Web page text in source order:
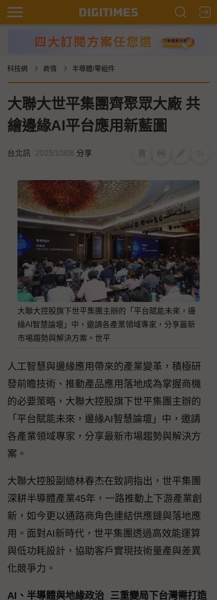
科技網 商情 半導體/零組件
大聯大世平集團齊聚眾大廠 共
繪邊緣AI平台應用新藍圖
台北訊 2025/10/08 分享
大聯大控股旗下世平集團主辦的「平台賦能未來，邊
緣AI智慧論壇」中，邀請各產業領域專家，分享最新
市場趨勢與解決方案。世平
人工智慧與邊緣應用帶來的產業變革，積極研
發前瞻技術、推動產品應用落地成為掌握商機
的必要策略，大聯大控股旗下世平集團主辦的
「平台賦能未來，邊緣AI智慧論壇」中，邀請
各產業領域專家，分享最新市場趨勢與解決方
案。
大聯大控股副總林春杰在致詞指出，世平集團
深耕半導體產業45年，一路推動上下游產業創
新，如今更以通路商角色連結供應鏈與落地應
用。面對AI新時代，世平集團透過高效能運算
與低功耗設計，協助客戶實現技術量產與差異
化競爭力。
AI、半導體與地緣政治 三重變局下台灣需打造